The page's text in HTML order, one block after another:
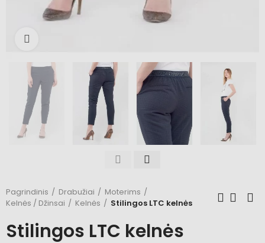
Pagrindinis Drabužiai
Moterims
Kelnės / Džinsai
Kelnės Stilingos LTC kelnės
Stilingos LTC kelnės